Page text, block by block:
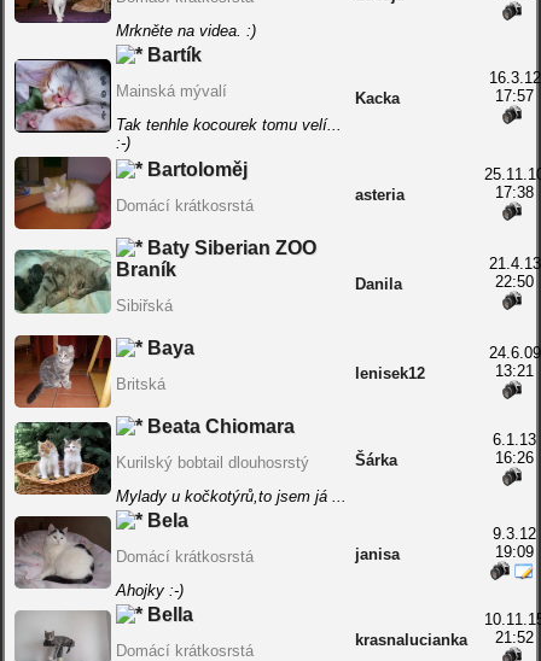
Mrkněte na videa. :)
Bartík
Mainská mývalí
Tak tenhle kocourek tomu velí...
:-)
Kacka
16.3.12
17:57
Bartoloměj
Domácí krátkosrstá
asteria
17:38
Baty Siberian ZOO
Braník
Sibiřská
Danila
21.4.13
22:50
Baya
Britská
lenisek12
24.6.09
13:21
Beata Chiomara
Kurilský bobtail dlouhosrstý
Mylady u kočkotýrů,to jsem já ...
Šárka
6.1.13
16:26
Bela
Domácí krátkosrstá
Ahojky :-)
janisa
9.3.12
19:09
Bella
Domácí krátkosrstá
krasnalucianka
21:52